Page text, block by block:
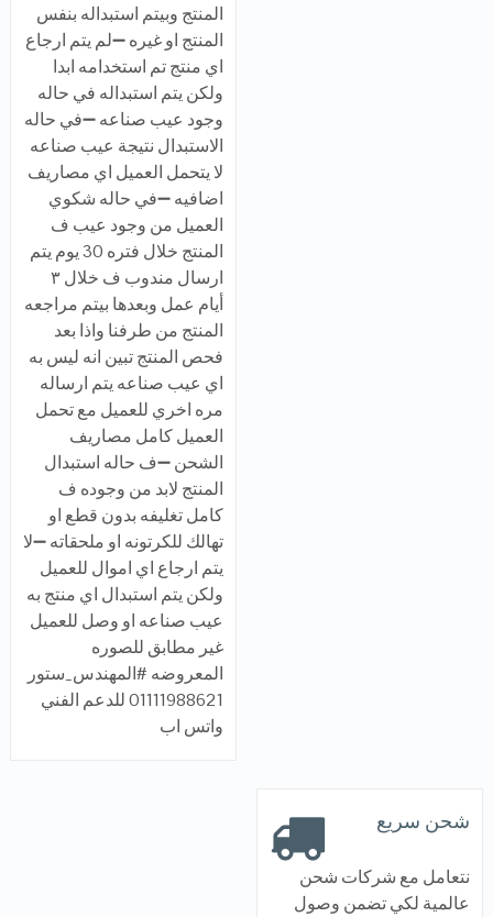
المنتج وبيتم استبداله بنفس
المنتج او غيره ➖لم يتم ارجاع
اي منتج تم استخدامه ابدا
ولكن يتم استبداله في حاله
وجود عيب صناعه ➖في حاله
الاستبدال نتيجة عيب صناعه
لا يتحمل العميل اي مصاريف
اضافيه ➖في حاله شكوي
العميل من وجود عيب ف
المنتج خلال فتره 30 يوم يتم
ارسال مندوب ف خلال ٣
أيام عمل وبعدها بيتم مراجعه
المنتج من طرفنا واذا بعد
فحص المنتج تبين انه ليس به
اي عيب صناعه يتم ارساله
مره اخري للعميل مع تحمل
العميل كامل مصاريف
الشحن ➖ف حاله استبدال
المنتج لابد من وجوده ف
كامل تغليفه بدون قطع او
تهالك للكرتونه او ملحقاته ➖لا
يتم ارجاع اي اموال للعميل
ولكن يتم استبدال اي منتج به
عيب صناعه او وصل للعميل
غير مطابق للصوره
المعروضه #المهندس_ستور
01111988621 للدعم الفني
واتس اب
شحن سريع
نتعامل مع شركات شحن
عالمية لكي تضمن وصول